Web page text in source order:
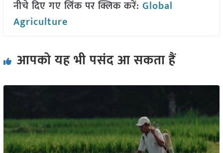
नीचे दिए गए लिंक पर क्लिक करें: Global
Agriculture
आपको यह भी पसंद आ सकता हैं